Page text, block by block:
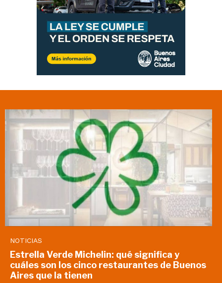
NOTICIAS
Estrella Verde Michelin: qué significa y
cuáles son los cinco restaurantes de Buenos
Aires que la tienen